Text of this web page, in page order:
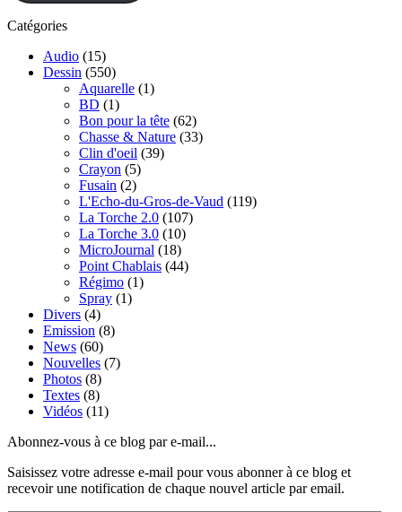
Catégories
Audio (15)
Dessin (550)
Aquarelle (1)
BD (1)
Bon pour la tête (62)
Chasse & Nature (33)
Clin d'oeil (39)
Crayon (5)
Fusain (2)
L'Echo-du-Gros-de-Vaud (119)
La Torche 2.0 (107)
La Torche 3.0 (10)
MicroJournal (18)
Point Chablais (44)
Régimo (1)
Spray (1)
Divers (4)
Emission (8)
News (60)
Nouvelles (7)
Photos (8)
Textes (8)
Vidéos (11)
Abonnez-vous à ce blog par e-mail...
Saisissez votre adresse e-mail pour vous abonner à ce blog et
recevoir une notification de chaque nouvel article par email.